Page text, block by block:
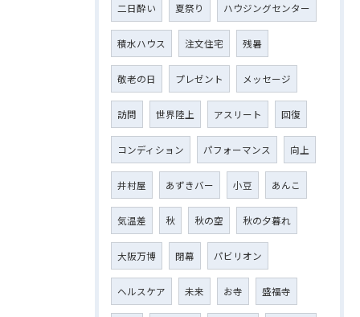
二日酔い 夏祭り ハウジングセンター
積水ハウス 注文住宅 残暑
敬老の日 プレゼント メッセージ
訪問 世界陸上 アスリート 回復
コンディション パフォーマンス 向上
井村屋 あずきバー 小豆 あんこ
気温差 秋 秋の空 秋の夕暮れ
大阪万博 閉幕 パビリオン
ヘルスケア 未来 お寺 盛福寺